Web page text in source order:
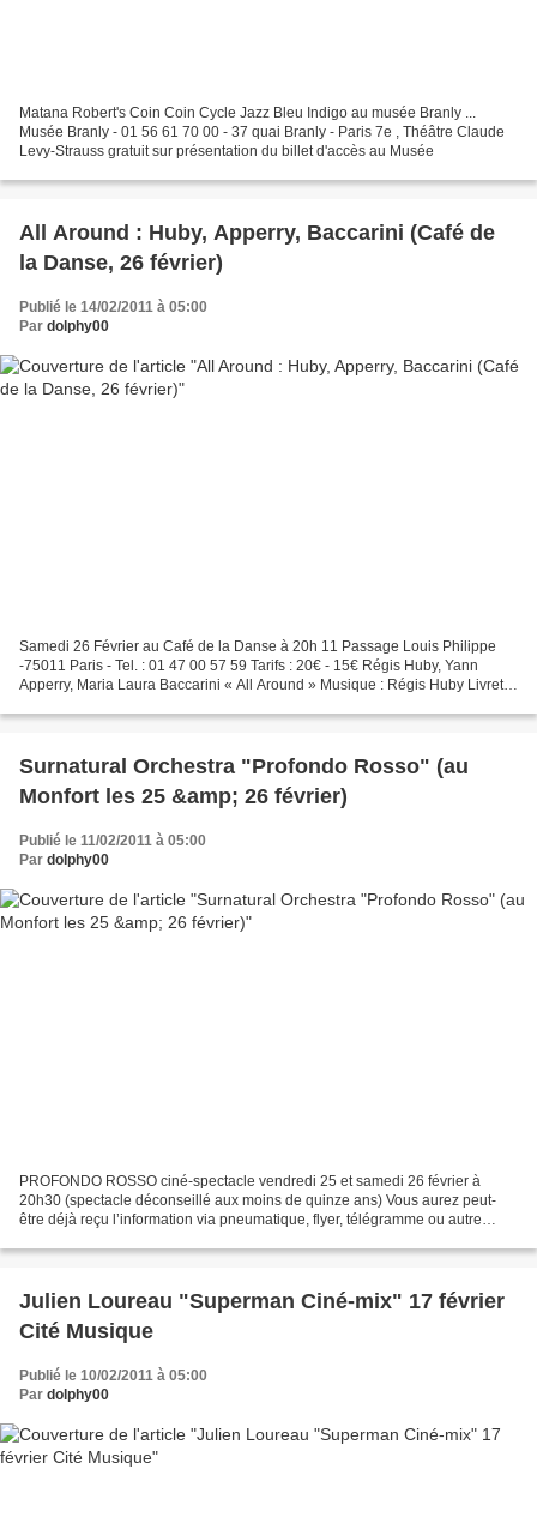
Matana Robert's Coin Coin Cycle Jazz Bleu Indigo au musée Branly ...
Musée Branly - 01 56 61 70 00 - 37 quai Branly - Paris 7e , Théâtre Claude
Levy-Strauss gratuit sur présentation du billet d'accès au Musée
All Around : Huby, Apperry, Baccarini (Café de
la Danse, 26 février)
Publié le 14/02/2011 à 05:00
Par dolphy00
Samedi 26 Février au Café de la Danse à 20h 11 Passage Louis Philippe
-75011 Paris - Tel. : 01 47 00 57 59 Tarifs : 20€ - 15€ Régis Huby, Yann
Apperry, Maria Laura Baccarini « All Around » Musique : Régis Huby Livret :
Surnatural Orchestra "Profondo Rosso" (au
Monfort les 25 &amp; 26 février)
Publié le 11/02/2011 à 05:00
Par dolphy00
PROFONDO ROSSO ciné-spectacle vendredi 25 et samedi 26 février à
20h30 (spectacle déconseillé aux moins de quinze ans) Vous aurez peut-
être déjà reçu l’information via pneumatique, flyer, télégramme ou autre
Julien Loureau "Superman Ciné-mix" 17 février
Cité Musique
Publié le 10/02/2011 à 05:00
Par dolphy00